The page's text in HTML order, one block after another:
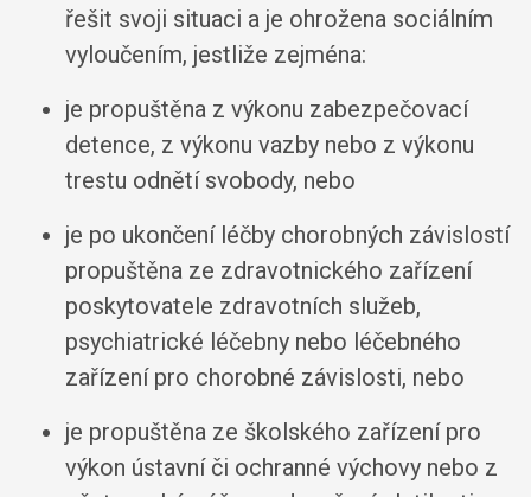
řešit svoji situaci a je ohrožena sociálním
vyloučením, jestliže zejména:
je propuštěna z výkonu zabezpečovací
detence, z výkonu vazby nebo z výkonu
trestu odnětí svobody, nebo
je po ukončení léčby chorobných závislostí
propuštěna ze zdravotnického zařízení
poskytovatele zdravotních služeb,
psychiatrické léčebny nebo léčebného
zařízení pro chorobné závislosti, nebo
je propuštěna ze školského zařízení pro
výkon ústavní či ochranné výchovy nebo z